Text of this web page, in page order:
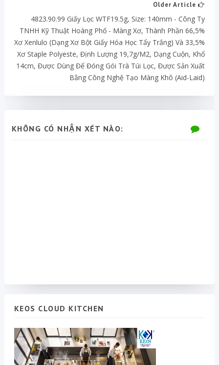
Older Article
4823.90.99 Giấy Lọc WTF19.5g, Size: 140mm - Công Ty
TNHH Kỹ Thuật Hoàng Phố - Màng Xơ, Thành Phần 66,5%
Xơ Xenlulo (dạng Xơ Bột Giấy Hóa Học Tẩy Trắng) Và 33,5%
Xơ Staple Polyeste, Định Lượng 19,7g/m2, Dạng Cuộn, Khổ
14cm, Được Dùng Để Đóng Gói Trà Túi Lọc, Được Sản Xuất
Bằng Công Nghệ Tạo Màng Khô (aid-Laid)
KHÔNG CÓ NHẬN XÉT NÀO:
KEOS CLOUD KITCHEN